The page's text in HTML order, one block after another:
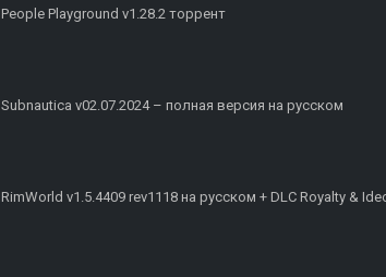
People Playground v1.28.2 торрент
Subnautica v02.07.2024 – полная версия на русском
RimWorld v1.5.4409 rev1118 на русском + DLC Royalty &